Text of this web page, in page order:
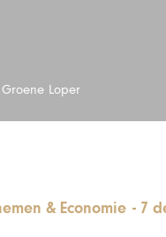
Loper
& Economie - 7